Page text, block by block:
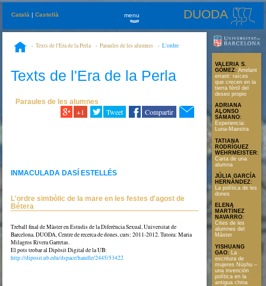
Català |Castellà DUODA
menu
»
Texts de l'Era de la Perla Paraules de les alumnes
L'ordre
Texts de l'Era de la Perla
Paraules de les alumnes
+1 Tweet Compartir
INMACULADA DASÍ ESTELLÉS
L'ordre simbòlic de la mare en les festes d'agost de
Bétera
Treball final de Màster en Estudis de la Diferència Sexual, Universitat de
Barcelona. DUODA, Centre de recerca de dones, curs: 2011-2012. Tutora: Maria
Milagros Rivera Garretas.
El pots trobar al Dipòsit Digital de la UB:
http://diposit.ub.edu/dspace/handle/2445/53422
VALERIA S.
GÓMEZ: Arrelant
errant: raíces
que crecen en la
tierra fértil del
deseo propio
ADRIANA
ALONSO
SÁMANO:
Experiencia:
Luna-Maestra
TATIANA
RODRÍGUEZ
WEHRMEISTER:
Carta de una
alumna
JÚLIA GARCÍA
HERNÀNDEZ:
La política de les
dones
ELENA
MARTÍNEZ
NAVARRO:
Cites de les
alumnes del
Màster
YISHUANG
GAO:
La
escritura de
mujeres Nüshu –
una invención
política en la
antigua china